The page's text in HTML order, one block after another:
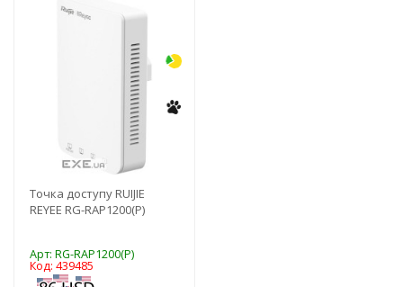
Точка доступу RUIJIE
REYEE RG-RAP1200(P)
Арт: RG-RAP1200(P)
Код: 439485